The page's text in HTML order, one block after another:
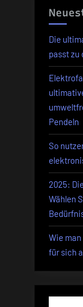
Die
passt zu
Pendeln
So
2025:
Wählen
Wie
für sich